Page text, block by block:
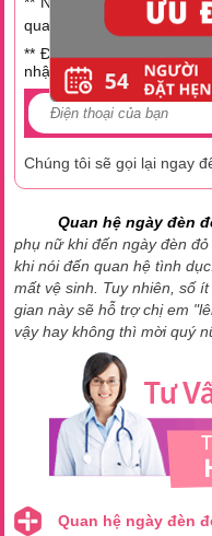
qua số Hotline:
0251
** Điện thoại bạn đang
nhập số điện thoại tại đây:
Chúng tôi sẽ gọi lại ngay
Quan hệ ngày đèn
phụ nữ khi đến ngày đèn
khi nói đến quan hệ tình
mất vệ sinh. Tuy nhiên, số
gian này sẽ hỗ trợ chị em
vậy hay không thì mời quý
Quan hệ ngày đèn